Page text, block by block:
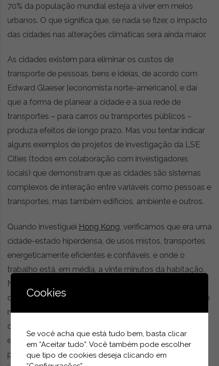
70% da população mundial esteja a viver em meios
urbanos. O que significa que, se nada se fizer, o impacto
das cidades nas alterações climáticas será ainda maior.
As cidades existem para eliminar os custos de
transporte de pessoas, bens e ideias, de acordo com
Edward Glaeser [economista norte-americano], e daí
que a forma de planear a cidade e a sua rede de
transportes – para carros ou transportes públicos –
produza efeitos de longo prazo. Mas vou tentar indicar
alguns exemplos de projetos de investigação da LSE
Cities (todos em colaboração com investigadores
locais) que demonstram que as cidades são sistemas
complexos de interação entre variáveis como pessoas e
transportes, mas também edifícios, ambiente e outros.
Quando investiguei Hong Kong , verificámos que era uma
cidade-estado hiperdensa, de usos mistos, transportes
energeticamente eficientes e confiáveis, e onde o
trabalho está, em média, a vinte minutos da habitação.
No entanto, o rácio entre a sua população e o território
disponível para desenvolvimento leva a que a dimensão
média da habitação social para uma pessoa seja de
cerca de 8 m
edifícios, mesmo que energeticamente eficientes,
produzam claros efeitos deilha de calor[aumento
Cookies
Se você acha que está tudo bem, basta clicar
em “Aceitar tudo”. Você também pode escolher
que tipo de cookies deseja clicando em